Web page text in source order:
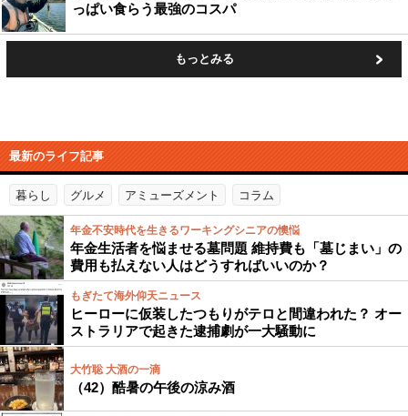
っぱい食らう最強のコスパ
もっとみる
最新のライフ記事
暮らし グルメ アミューズメント コラム
年金不安時代を生きるワーキングシニアの懊悩
年金生活者を悩ませる墓問題 維持費も「墓じまい」の
費用も払えない人はどうすればいいのか？
もぎたて海外仰天ニュース
ヒーローに仮装したつもりがテロと間違われた？ オー
ストラリアで起きた逮捕劇が一大騒動に
大竹聡 大酒の一滴
（42）酷暑の午後の涼み酒